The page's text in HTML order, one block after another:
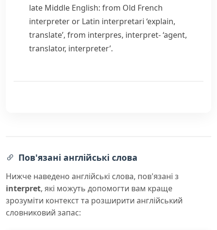
late Middle English: from Old French
interpreter or Latin interpretari ‘explain,
translate’, from interpres, interpret-‘agent,
translator, interpreter’.
Пов'язані англійські слова
Нижче наведено англійські слова, пов'язані з
interpret, які можуть допомогти вам краще
зрозуміти контекст та розширити англійський
словниковий запас: